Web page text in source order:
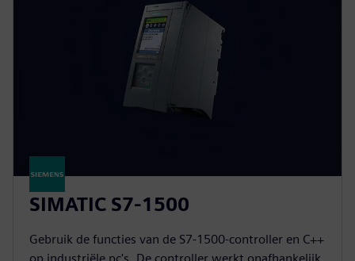
SIMATIC S7-1500
Gebruik de functies van de S7-1500-controller en C++